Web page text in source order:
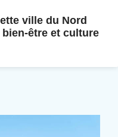
ville du Nord
être et culture